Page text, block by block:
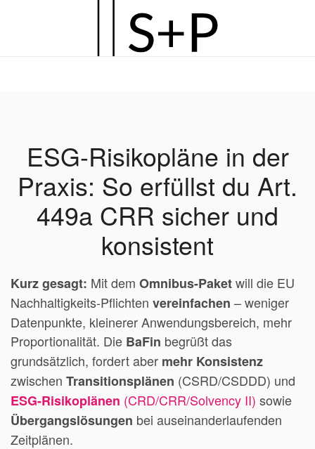
ESG-Risikopläne in der
Praxis: So erfüllst du Art.
449a CRR sicher und
konsistent
Kurz gesagt: Mit dem Omnibus-Paketwill die EU
Nachhaltigkeits-Pflichten vereinfachen – weniger
Datenpunkte, kleinerer Anwendungsbereich, mehr
Proportionalität. Die BaFin begrüßt das
grundsätzlich, fordert aber mehr Konsistenz
zwischen Transitionsplänen (CSRD/CSDDD) und
ESG-Risikoplänen (CRD/CRR/Solvency II) sowie
Übergangslösungen bei auseinanderlaufenden
Zeitplänen.